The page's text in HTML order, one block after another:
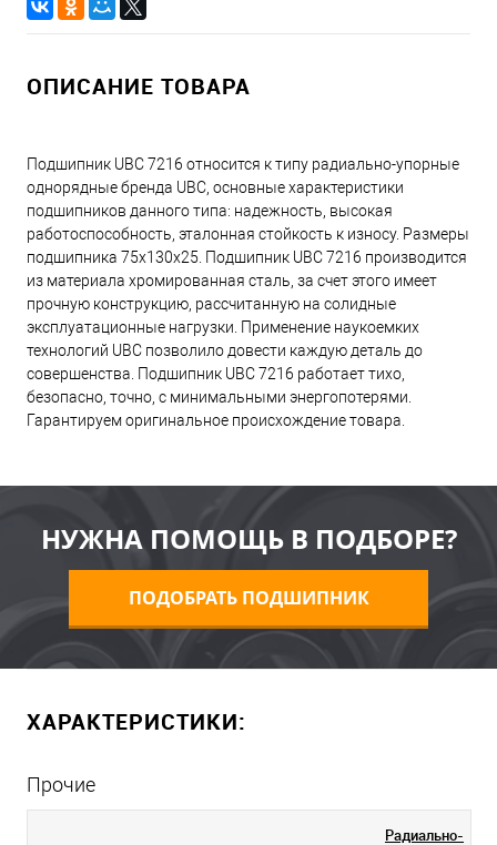
ОПИСАНИЕ ТОВАРА
Подшипник UBC 7216 относится к типу радиально-упорные
однорядные бренда UBC, основные характеристики
подшипников данного типа: надежность, высокая
работоспособность, эталонная стойкость к износу. Размеры
подшипника 75x130x25. Подшипник UBC 7216 производится
из материала хромированная сталь, за счет этого имеет
прочную конструкцию, рассчитанную на солидные
эксплуатационные нагрузки. Применение наукоемких
технологий UBC позволило довести каждую деталь до
совершенства. Подшипник UBC 7216 работает тихо,
безопасно, точно, с минимальными энергопотерями.
Гарантируем оригинальное происхождение товара.
НУЖНА ПОМОЩЬ В ПОДБОРЕ?
ПОДОБРАТЬ ПОДШИПНИК
ХАРАКТЕРИСТИКИ:
Прочие
Радиально-